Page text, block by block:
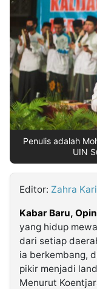
Partner
Insight
NTB
Suara
Time
Lens
IDN
Daily
Jogja
Jalan
Rakyat
Idealita
News
Kita
Notice
Dinamikapost.com
Radar
Baru
Seedbacklink
Follow
Kabarbaru
Kabarbaru.co
2026
Penulis adalah
UIN
Editor: Zahra
Kabar Baru,
yang hidup
dari setiap
ia berkembang,
pikir menjadi
Menurut